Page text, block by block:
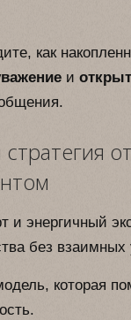
как
и
и энергичный
без взаимных
которая